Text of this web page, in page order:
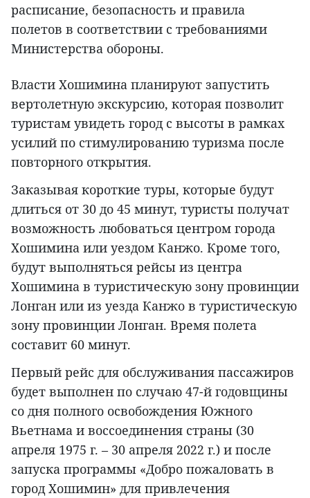
расписание, безопасность и правила
полетов в соответствии с требованиями
Министерства обороны.
Власти Хошимина планируют запустить
вертолетную экскурсию, которая позволит
туристам увидеть город с высоты в рамках
усилий по стимулированию туризма после
повторного открытия.
Заказывая короткие туры, которые будут
длиться от 30 до 45 минут, туристы получат
возможность любоваться центром города
Хошимина или уездом Канжо. Кроме того,
будут выполняться рейсы из центра
Хошимина в туристическую зону провинции
Лонган или из уезда Канжо в туристическую
зону провинции Лонган. Время полета
составит 60 минут.
Первый рейс для обслуживания пассажиров
будет выполнен по случаю 47-й годовщины
со дня полного освобождения Южного
Вьетнама и воссоединения страны (30
апреля 1975 г. – 30 апреля 2022 г.) и после
запуска программы «Добро пожаловать в
город Хошимин» для привлечения